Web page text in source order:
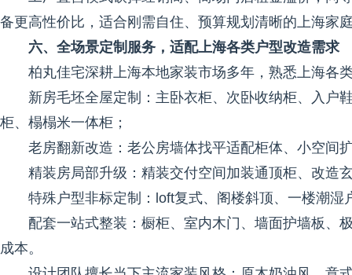
备更高性价比，适合刚需自住、预算规划清晰的上海家
六、全场景定制服务，适配上海各类户型改造需求
柏丸佳宅深耕上海本地家装市场多年，熟悉上海各
新房毛坯全屋定制：主卧衣柜、次卧收纳柜、入户
柜、榻榻米一体柜；
老房翻新改造：老公房墙体找平适配柜体、小空间
精装房局部升级：精装交付空间加装通顶柜、改造
特殊户型非标定制：loft复式、阁楼斜顶、一楼潮
配套一站式整装：橱柜、室内木门、墙面护墙板、
成本。